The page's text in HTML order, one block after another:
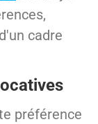
cadre
préférence